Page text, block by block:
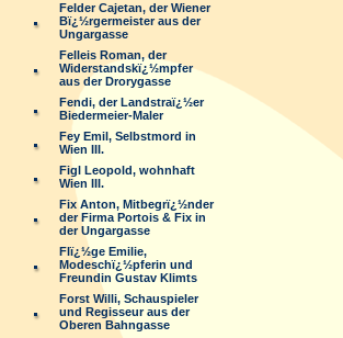
Felder Cajetan, der Wiener
Bï¿½rgermeister aus der
Ungargasse
Felleis Roman, der
Widerstandskï¿½mpfer
aus der Drorygasse
Fendi, der Landstraï¿½er
Biedermeier-Maler
Fey Emil, Selbstmord in
Wien III.
Figl Leopold, wohnhaft
Wien III.
Fix Anton, Mitbegrï¿½nder
der Firma Portois & Fix in
der Ungargasse
Flï¿½ge Emilie,
Modeschï¿½pferin und
Freundin Gustav Klimts
Forst Willi, Schauspieler
und Regisseur aus der
Oberen Bahngasse